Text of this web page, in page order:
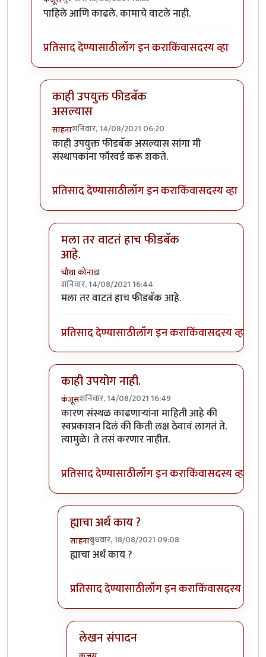
In reply toआमचे एक मित्र bookstruck.app
पाहिले आणि काढले. कामाचे वाटले नाही.
प्रतिसाद देण्यासाठीलॉग इन कराकिंवासदस्य व्हा
काही उपयुक्त फीडबॅक
असल्यास
साहनाशनिवार, 14/08/2021 06:20
In reply toते मागे सुचवलेत तेव्हा डाउनलोड केले होते.
काही उपयुक्त फीडबॅक असल्यास सांगा मी
संस्थापकांना फॉरवर्ड करू शकते.
प्रतिसाद देण्यासाठीलॉग इन कराकिंवासदस्य व्हा
मला तर वाटतं हाच फीडबॅक
आहे.
चौथा कोनाडा
शनिवार, 14/08/2021 16:44
In reply toकाही उपयुक्त फीडबॅक असल्यास
मला तर वाटतं हाच फीडबॅक आहे.
प्रतिसाद देण्यासाठीलॉग इन कराकिंवासदस्य व्हा
काही उपयोग नाही.
कंजूसशनिवार, 14/08/2021 16:49
In reply toकाही उपयुक्त फीडबॅक असल्यास
कारण संस्थळ काढणाऱ्यांना माहिती आहे की
स्वप्रकाशन दिलं की किती लक्ष ठेवावं लागतं ते.
त्यामुळे। ते तसं करणार नाहीत.
प्रतिसाद देण्यासाठीलॉग इन कराकिंवासदस्य व्हा
ह्याचा अर्थ काय ?
साहनाबुधवार, 18/08/2021 09:08
In reply toकाही उपयोग नाही.
ह्याचा अर्थ काय ?
प्रतिसाद देण्यासाठीलॉग इन कराकिंवासदस्य व्हा
लेखन संपादन